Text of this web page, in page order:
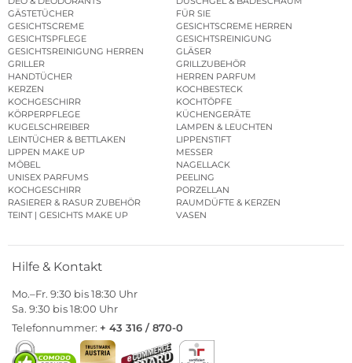
GÄSTETÜCHER
FÜR SIE
GESICHTSCREME
GESICHTSCREME HERREN
GESICHTSPFLEGE
GESICHTSREINIGUNG
GESICHTSREINIGUNG HERREN
GLÄSER
GRILLER
GRILLZUBEHÖR
HANDTÜCHER
HERREN PARFUM
KERZEN
KOCHBESTECK
KOCHGESCHIRR
KOCHTÖPFE
KÖRPERPFLEGE
KÜCHENGERÄTE
KUGELSCHREIBER
LAMPEN & LEUCHTEN
LEINTÜCHER & BETTLAKEN
LIPPENSTIFT
LIPPEN MAKE UP
MESSER
MÖBEL
NAGELLACK
UNISEX PARFUMS
PEELING
KOCHGESCHIRR
PORZELLAN
RASIERER & RASUR ZUBEHÖR
RAUMDÜFTE & KERZEN
TEINT | GESICHTS MAKE UP
VASEN
Hilfe & Kontakt
Mo.–Fr. 9:30 bis 18:30 Uhr
Sa. 9:30 bis 18:00 Uhr
Telefonnummer: + 43 316 / 870-0